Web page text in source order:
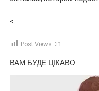
<.
Post Views: 31